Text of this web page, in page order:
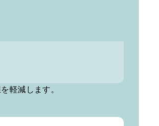
軽減します。